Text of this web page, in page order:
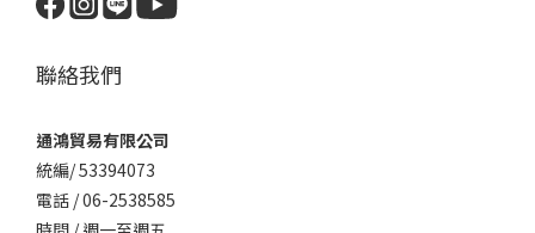
聯絡我們
通鴻貿易有限公司
統編/ 53394073
電話 / 06-2538585